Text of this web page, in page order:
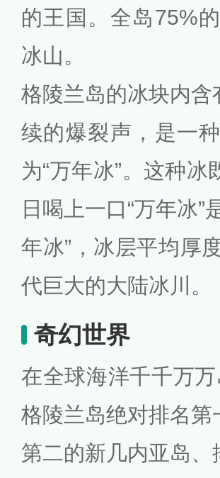
的王国。全岛75%
冰山。
格陵兰岛的冰块内
续的爆裂声，是一
为“万年冰”。这种
日喝上一口“万年冰
年冰”，冰层平均厚
代巨大的大陆冰川。
奇幻世界
在全球海洋千千万
格陵兰岛绝对排名
第二的新几内亚岛